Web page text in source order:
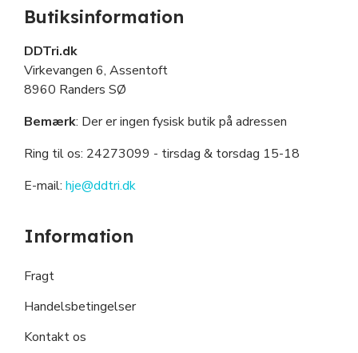
Butiksinformation
DDTri.dk
Virkevangen 6, Assentoft
8960 Randers SØ
Bemærk: Der er ingen fysisk butik på adressen
Ring til os: 24273099 - tirsdag & torsdag 15-18
E-mail: hje@ddtri.dk
Information
Fragt
Handelsbetingelser
Kontakt os